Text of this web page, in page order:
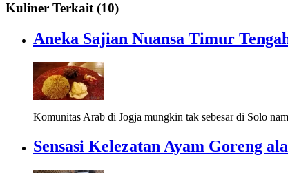
Kuliner Terkait (10)
Aneka Sajian Nuansa Timur
Komunitas Arab di Jogja mungkin tak sebesar di Solo
Sensasi Kelezatan Ayam Goreng